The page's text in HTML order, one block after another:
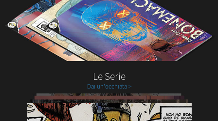
Le Serie
Dai un'occhiata >